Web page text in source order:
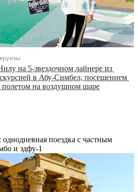
на 5-звездочном лайнере из
в Абу-Симбел, посещением
на воздушном шаре
однодневная поездка с частным
и эдфу-1